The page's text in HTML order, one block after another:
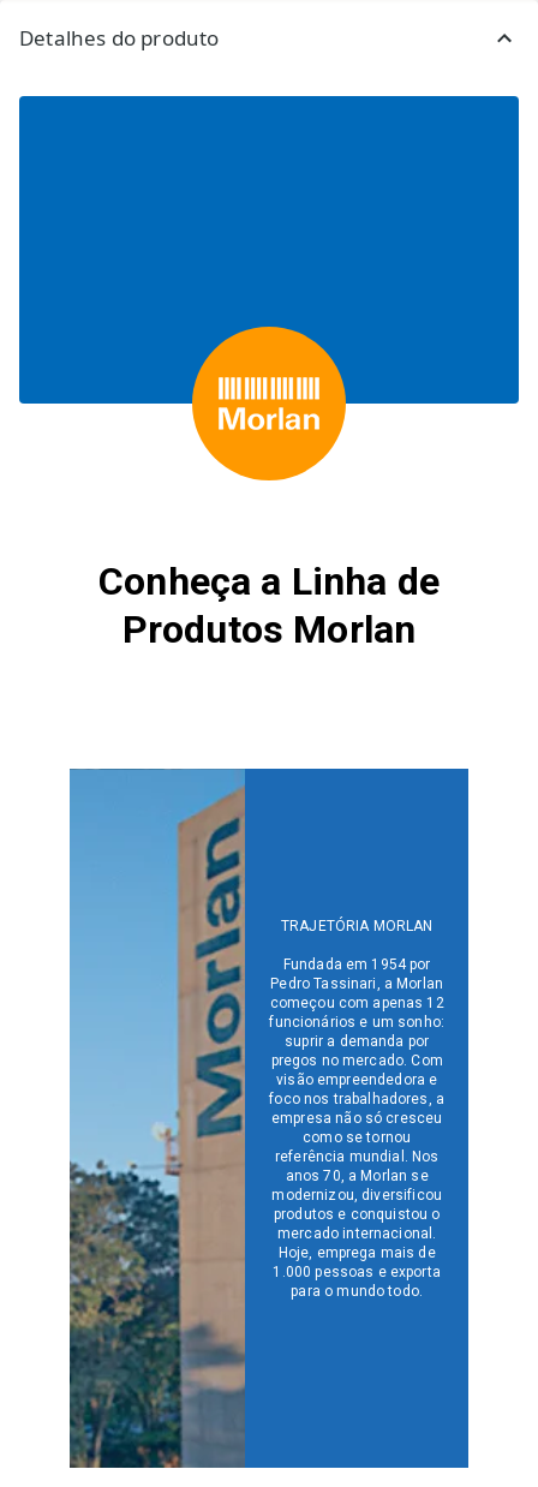
Detalhes do produto
Conheça a Linha de
Produtos Morlan
TRAJETÓRIA MORLAN
Fundada em 1954 por
Pedro Tassinari, a Morlan
começou com apenas 12
funcionários e um sonho:
suprir a demanda por
pregos no mercado. Com
visão empreendedora e
foco nos trabalhadores, a
empresa não só cresceu
como se tornou
referência mundial. Nos
anos 70, a Morlan se
modernizou, diversificou
produtos e conquistou o
mercado internacional.
Hoje, emprega mais de
1.000 pessoas e exporta
para o mundo todo.